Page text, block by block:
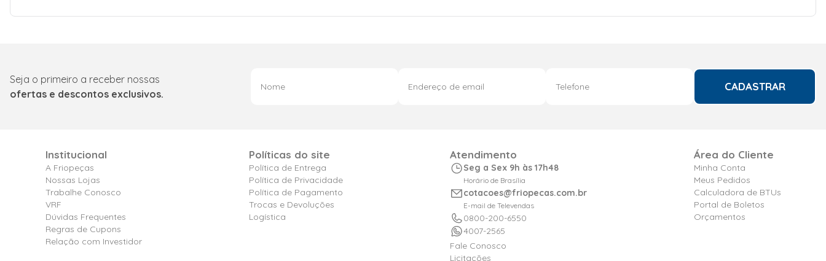
Seja o primeiro a receber nossas
ofertas e descontos exclusivos.
CADASTRAR
Institucional
A Friopeças
Nossas Lojas
Trabalhe Conosco
VRF
Dúvidas Frequentes
Regras de Cupons
Relação com Investidor
Políticas do site
Política de Entrega
Política de Privacidade
Política de Pagamento
Trocas e Devoluções
Logística
Atendimento
Seg a Sex 9h às 17h48
Horário de Brasília
cotacoes@friopecas.com.br
E-mail de Televendas
0800-200-6550
4007-2565
Fale Conosco
Licitações
Área do Cliente
Minha Conta
Meus Pedidos
Calculadora de BTUs
Portal de Boletos
Orçamentos